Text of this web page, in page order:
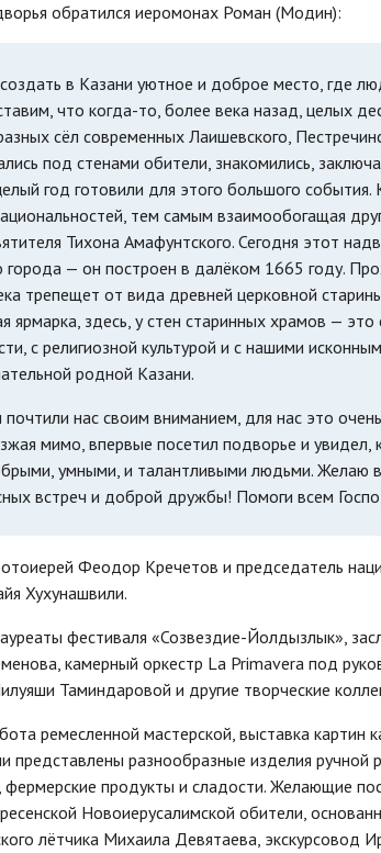
обратился иеромонах Роман (Модин):
в Казани уютное и доброе место, где
что когда-то, более века назад, целых
сёл современных Лаишевского,
под стенами обители, знакомились,
год готовили для этого большого события.
тем самым взаимообогащая друг
Тихона Амафунтского. Сегодня этот
города — он построен в далёком 1665 году.
трепещет от вида древней церковной
ярмарка, здесь, у стен старинных храмов —
с религиозной культурой и с нашими
родной Казани.
нас своим вниманием, для нас это
мимо, впервые посетил подворье и увидел,
умными, и талантливыми людьми. Желаю
встреч и доброй дружбы! Помоги всем
Феодор Кречетов и председатель
Хухунашвили.
фестиваля «Созвездие-Йолдызлык»,
камерный оркестр La Primavera под
Таминдаровой и другие творческие
ремесленной мастерской, выставка картин
разнообразные изделия ручной
продукты и сладости. Желающие
Новоиерусалимской обители,
лётчика Михаила Девятаева, экскурсовод